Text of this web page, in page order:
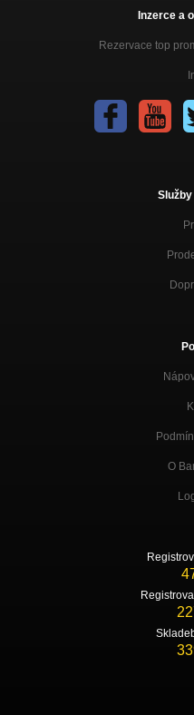
Inzerce a
Rezervace top
O